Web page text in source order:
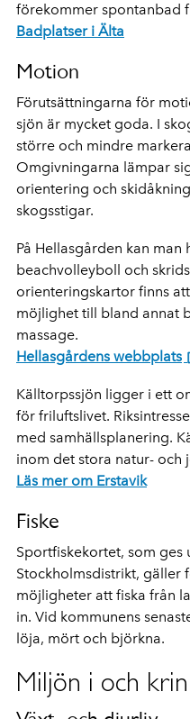
förekommer spontanbad
Badplatser i Älta
Motion
Förutsättningarna för
sjön är mycket goda. I
större och mindre
Omgivningarna lämpar
orientering och
skogsstigar.
På Hellasgården kan
beachvolleyboll och
orienteringskartor finns
möjlighet till bland annat
massage.
Hellasgårdens webbplats
Källtorpssjön ligger i ett
för friluftslivet.
med samhällsplanering.
inom det stora natur- och
Läs mer om Erstavik
Fiske
Sportfiskekortet, som ges
Stockholmsdistrikt, gäller
möjligheter att fiska från
in. Vid kommunens
löja, mört och björkna.
Miljön i och